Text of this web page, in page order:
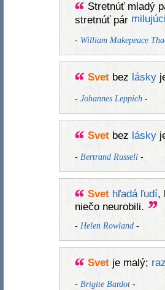
Stretnúť mladý
stretnúť pár
- William Makepeace
Svetbez lásky
- Johannes Leppich-
Svetbez lásky
- Bertrand Russell-
Svet hľadá ľudí,
niečo neurobili.
- Helen Rowland-
Svetje malý; raz
- Brigite Bardot-